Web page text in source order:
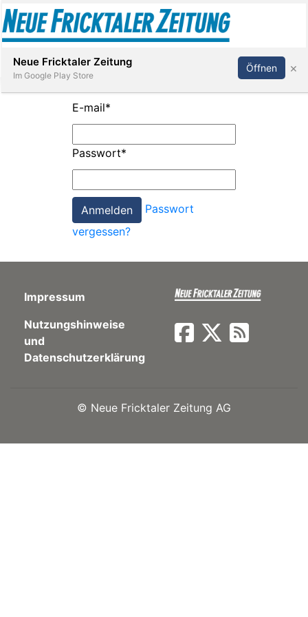
Paper
App
Abonnieren Anmelden
E-mail*
Passwort*
Passwort
vergessen?
Impressum
Nutzungshinweise
und
Datenschutzerklärung
© Neue Fricktaler Zeitung AG
Neue Fricktaler Zeitung
Im Google Play Store
Öffnen ×